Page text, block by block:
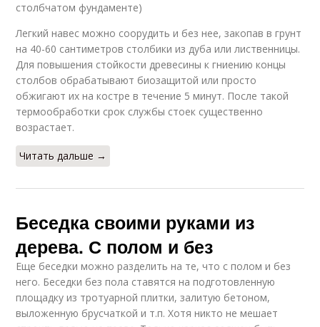
столбчатом фундаменте)
Легкий навес можно соорудить и без нее, закопав в грунт
на 40-60 сантиметров столбики из дуба или лиственницы.
Для повышения стойкости древесины к гниению концы
столбов обрабатывают биозащитой или просто
обжигают их на костре в течение 5 минут. После такой
термообработки срок службы стоек существенно
возрастает.
Читать дальше →
Беседка своими руками из
дерева. С полом и без
Еще беседки можно разделить на те, что с полом и без
него. Беседки без пола ставятся на подготовленную
площадку из тротуарной плитки, залитую бетоном,
выложенную брусчаткой и т.п. Хотя никто не мешает